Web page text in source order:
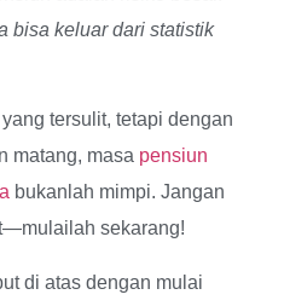
bisa keluar dari statistik
tersulit, tetapi dengan
matang, masa pensiun
bukanlah mimpi. Jangan
sekarang!
di atas dengan mulai